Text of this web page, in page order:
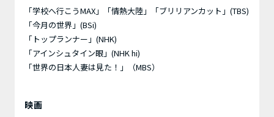
「学校へ行こうMAX」「情熱大陸」「ブリリアンカット」(TBS)
「今月の世界」(BSi)
「トップランナー」(NHK)
「アインシュタイン眼」(NHK hi)
「世界の日本人妻は見た！」（MBS）
映画